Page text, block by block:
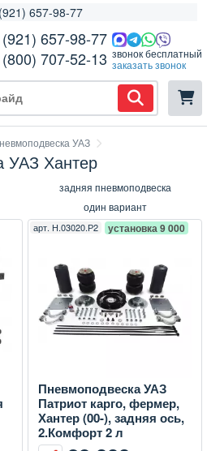
657-98-77
657-98-77
707-52-13 звонок бесплатный
заказать звонок
УАЗ
УАЗ Хантер
задняя пневмоподвеска
один вариант
арт. Н.03020.Р2 установка 9 000
Пневмоподвеска УАЗ
Патриот карго, фермер,
Хантер (00-), задняя ось,
2.Комфорт 2 л